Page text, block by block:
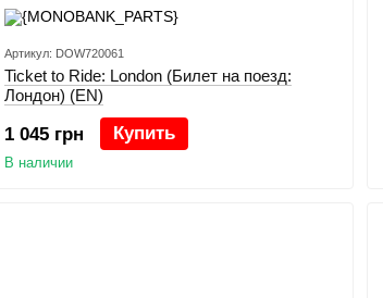
Артикул: DOW720061
Ticket to Ride: London (Билет на поезд:
Лондон) (EN)
1 045 грн Купить
В наличии